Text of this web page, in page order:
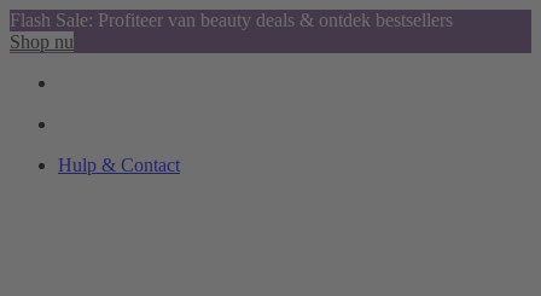
Flash Sale: Profiteer van beauty deals & ontdek bestsellers
Shop nu
Hulp & Contact